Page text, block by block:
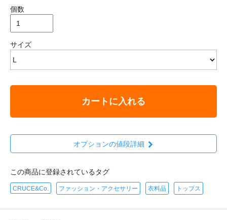
個数
サイズ
カートに入れる
オプションの値段詳細
この商品に登録されているタグ
CRUCE&Co. ファッション・アクセサリー 衣料品 トップス